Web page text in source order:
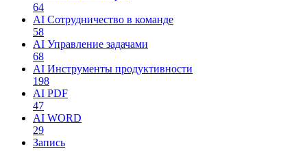
64
AI Сотрудничество в команде
58
AI Управление задачами
68
AI Инструменты продуктивности
198
AI PDF
47
AI WORD
29
Запись